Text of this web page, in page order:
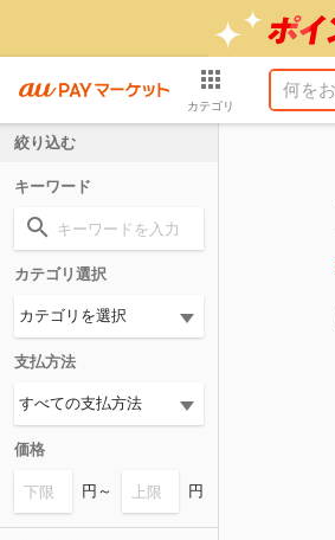
カテゴリ
絞り込む
キーワード
カテゴリ選択
支払方法
価格
円～ 円